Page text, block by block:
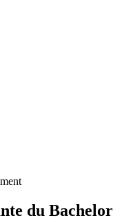
du